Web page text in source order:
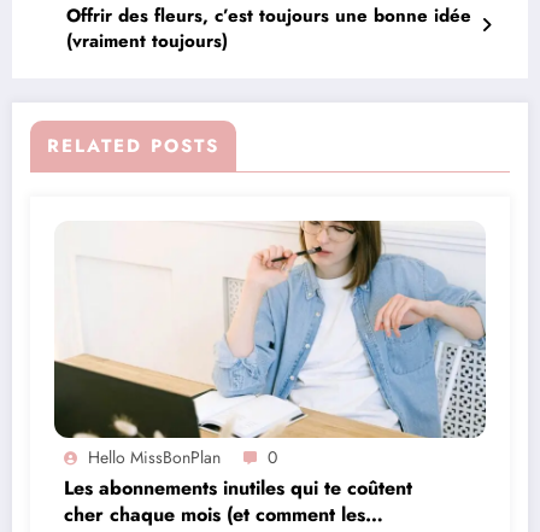
Offrir des fleurs, c’est toujours une bonne idée
(vraiment toujours)
RELATED POSTS
Hello MissBonPlan 0
Les abonnements inutiles qui te coûtent
cher chaque mois (et comment les